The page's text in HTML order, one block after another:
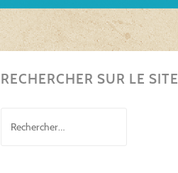
RECHERCHER SUR LE SITE